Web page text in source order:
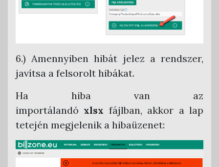
6.) Amennyiben hibát jelez a rendszer,
javítsa a felsorolt hibákat.
Ha hiba van az
importálandó xlsx fájlban, akkor a lap
tetején megjelenik a hibaüzenet: